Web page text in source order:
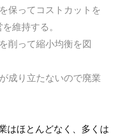
保ってコストカットを
維持する。
削って縮小均衡を図
成り立たないので廃業
はほとんどなく、多くは